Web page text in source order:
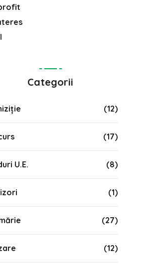
Categorii
(12)
(17)
U.E. (8)
(1)
(27)
(12)